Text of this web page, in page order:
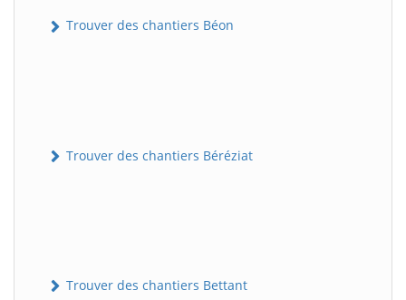
Trouver des chantiers Béon
Trouver des chantiers Béréziat
Trouver des chantiers Bettant